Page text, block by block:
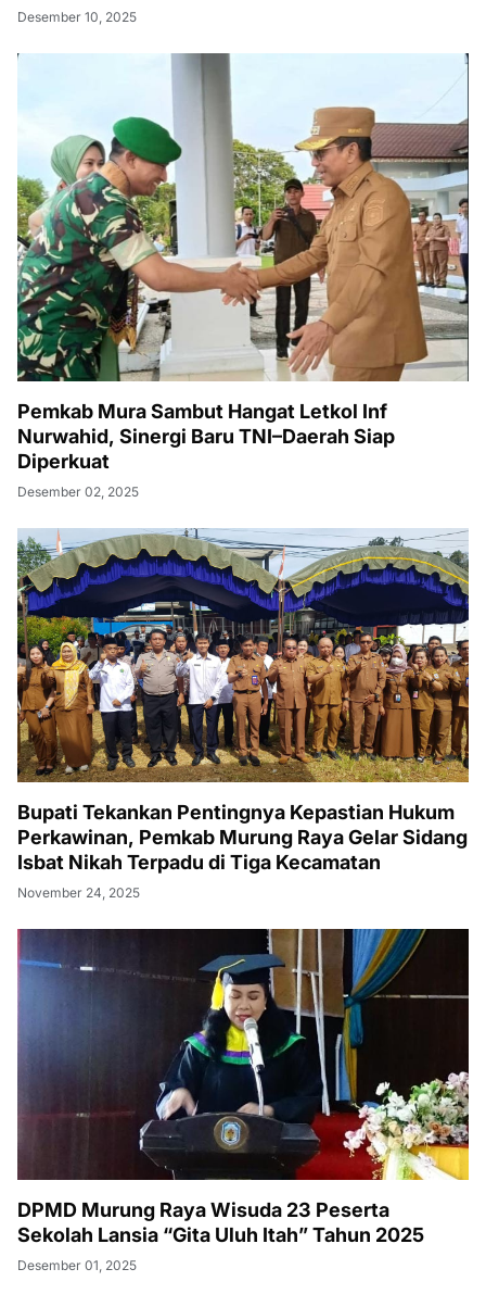
Desember 10, 2025
Pemkab Mura Sambut Hangat Letkol Inf
Nurwahid, Sinergi Baru TNI–Daerah Siap
Diperkuat
Desember 02, 2025
Bupati Tekankan Pentingnya Kepastian Hukum
Perkawinan, Pemkab Murung Raya Gelar Sidang
Isbat Nikah Terpadu di Tiga Kecamatan
November 24, 2025
DPMD Murung Raya Wisuda 23 Peserta
Sekolah Lansia “Gita Uluh Itah” Tahun 2025
Desember 01, 2025